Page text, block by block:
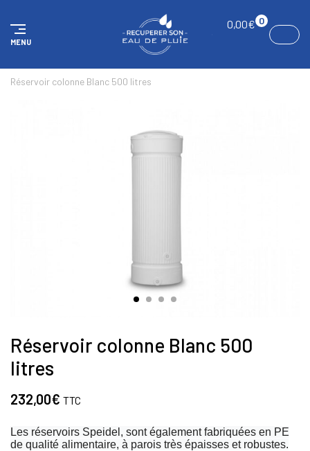
MENU
0,00€ 0
Réservoir colonne Blanc 500 litres
Réservoir colonne Blanc 500
litres
232,00€ TTC
Les réservoirs Speidel, sont également fabriquées en PE
de qualité alimentaire, à parois très épaisses et robustes.